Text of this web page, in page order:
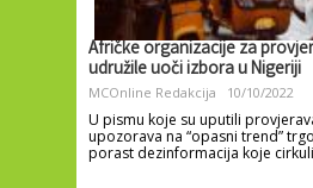
Afričke organizacije za
udružile uoči izbora u Nigeriji
MCOnline Redakcija 10/10/2022
U pismu koje su uputili
upozorava na “opasni trend”
porast dezinformacija koje